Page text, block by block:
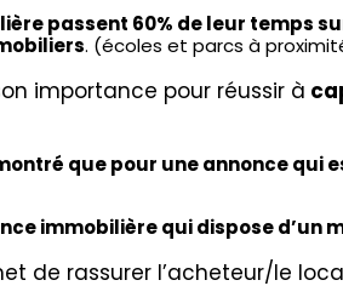
passent 60% de leur temps
. (écoles et parcs à
importance pour réussir à
que pour une annonce qui
immobilière qui dispose
de rassurer l’acheteur/le